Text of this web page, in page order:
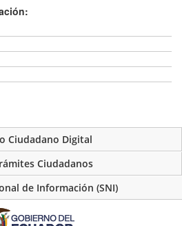
Ciudadano Digital
Ciudadanos
de Información (SNI)